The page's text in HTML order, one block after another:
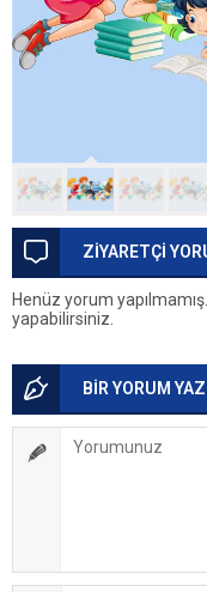
ZİYARETÇİ
Henüz yorum
yapabilirsiniz.
BİR YORUM YAZ